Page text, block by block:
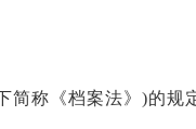
称《档案法》)的规